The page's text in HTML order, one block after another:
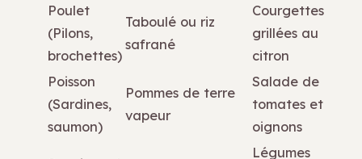
Poulet
(Pilons,
brochettes)
Taboulé ou riz
safrané
Courgettes
grillées au
citron
Poisson
(Sardines,
saumon)
Pommes de terre
vapeur
Salade de
tomates et
oignons
Légumes